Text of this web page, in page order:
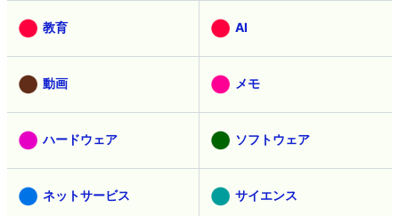
教育 AI
動画 メモ
ハードウェア ソフトウェア
ネットサービス サイエンス